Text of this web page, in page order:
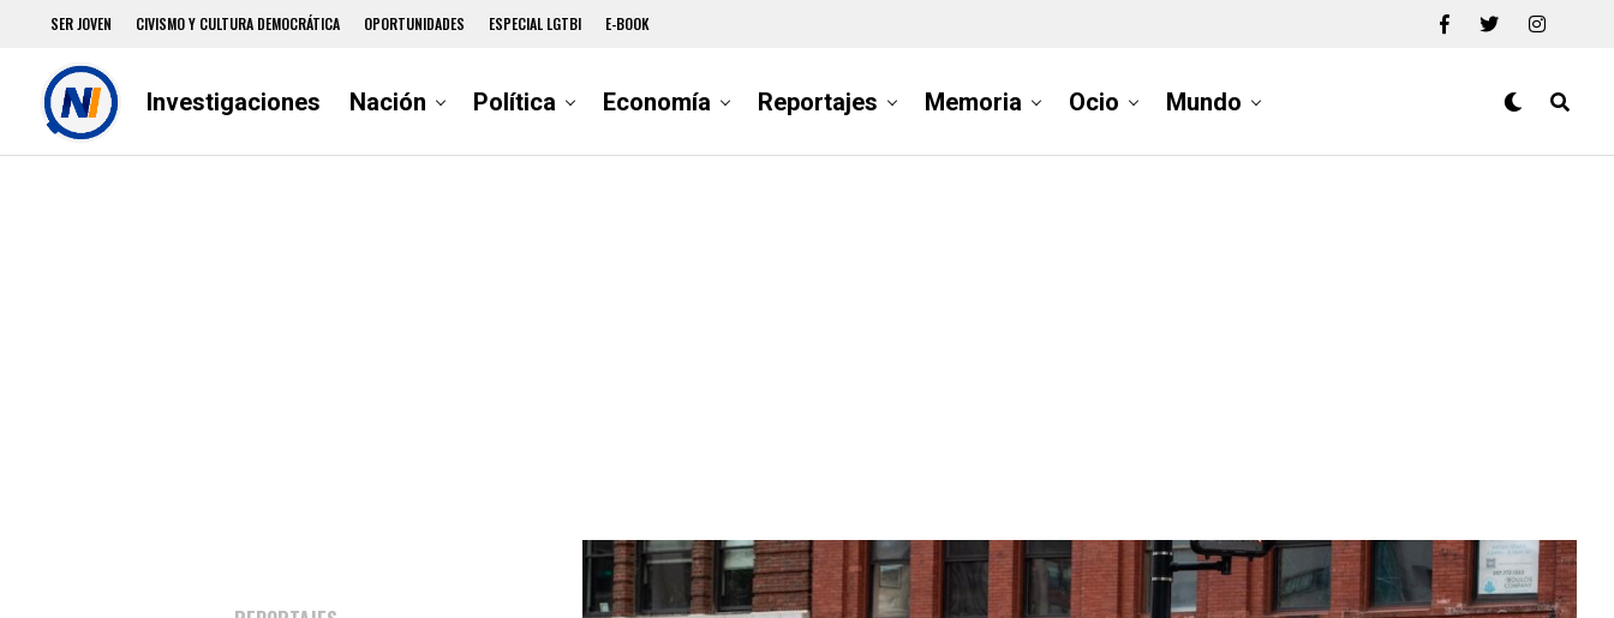
SER JOVEN CIVISMO Y CULTURA DEMOCRÁTICA OPORTUNIDADES ESPECIAL LGTBI E-BOOK
Investigaciones Nación Política Economía Reportajes Memoria Ocio Mundo